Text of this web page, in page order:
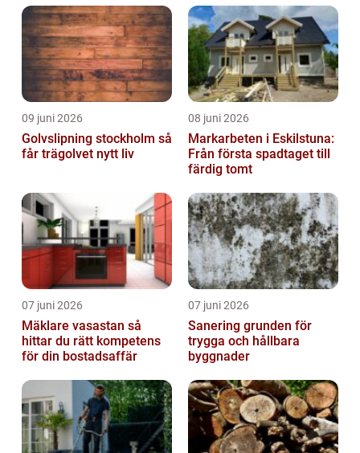
09 juni 2026
Golvslipning stockholm så
får trägolvet nytt liv
08 juni 2026
Markarbeten i Eskilstuna:
Från första spadtaget till
färdig tomt
07 juni 2026
Mäklare vasastan så
hittar du rätt kompetens
för din bostadsaffär
07 juni 2026
Sanering grunden för
trygga och hållbara
byggnader